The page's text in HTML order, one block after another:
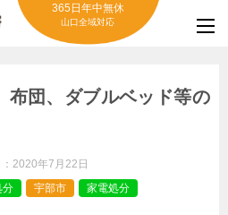
365日年中無休
山口全域対応
布団、ダブルベッド等の
2020年7月22日
分 宇部市 家電処分